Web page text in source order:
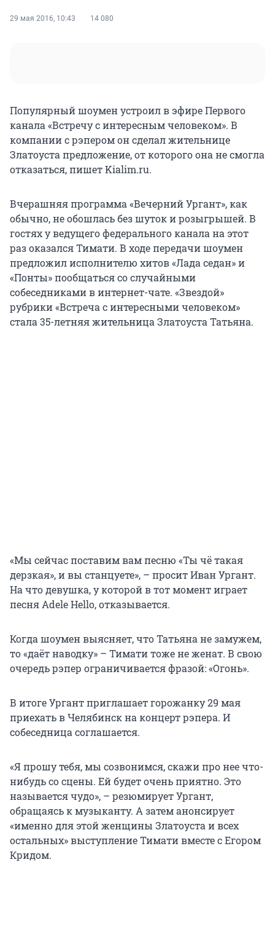
29 мая 2016, 10:43 14 080
Популярный шоумен устроил в эфире Первого
канала «Встречу с интересным человеком». В
компании с рэпером он сделал жительнице
Златоуста предложение, от которого она не смогла
отказаться, пишет Kialim.ru.
Вчерашняя программа «Вечерний Ургант», как
обычно, не обошлась без шуток и розыгрышей. В
гостях у ведущего федерального канала на этот
раз оказался Тимати. В ходе передачи шоумен
предложил исполнителю хитов «Лада седан» и
«Понты» пообщаться со случайными
собеседниками в интернет-чате. «Звездой»
рубрики «Встреча с интересными человеком»
стала 35-летняя жительница Златоуста Татьяна.
«Мы сейчас поставим вам песню «Ты чё такая
дерзкая», и вы станцуете», – просит Иван Ургант.
На что девушка, у которой в тот момент играет
песня Adele Hello, отказывается.
Когда шоумен выясняет, что Татьяна не замужем,
то «даёт наводку» – Тимати тоже не женат. В свою
очередь рэпер ограничивается фразой: «Огонь».
В итоге Ургант приглашает горожанку 29 мая
приехать в Челябинск на концерт рэпера. И
собеседница соглашается.
«Я прошу тебя, мы созвонимся, скажи про нее что-
нибудь со сцены. Ей будет очень приятно. Это
называется чудо», – резюмирует Ургант,
обращаясь к музыканту. А затем анонсирует
«именно для этой женщины Златоуста и всех
остальных» выступление Тимати вместе с Егором
Кридом.